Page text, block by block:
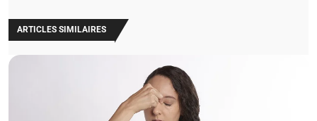
ARTICLES SIMILAIRES